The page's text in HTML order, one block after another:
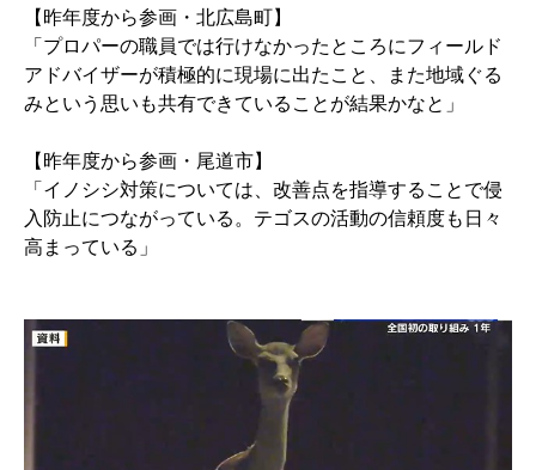
【昨年度から参画・北広島町】
「プロパーの職員では行けなかったところにフィールド
アドバイザーが積極的に現場に出たこと、また地域ぐる
みという思いも共有できていることが結果かなと」
【昨年度から参画・尾道市】
「イノシシ対策については、改善点を指導することで侵
入防止につながっている。テゴスの活動の信頼度も日々
高まっている」